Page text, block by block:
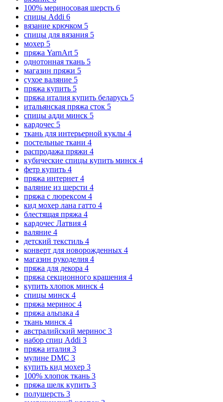
100% мериносовая шерсть 6
спицы Addi 6
вязание крючком 5
спицы для вязания 5
мохер 5
пряжа YarnArt 5
однотонная ткань 5
магазин пряжи 5
сухое валяние 5
пряжа купить 5
пряжа италия купить беларусь 5
итальянская пряжа сток 5
спицы адди минск 5
кардочес 5
ткань для интерьерной куклы 4
постельные ткани 4
распродажа пряжи 4
кубические спицы купить минск 4
фетр купить 4
пряжа интернет 4
валяние из шерсти 4
пряжа с люрексом 4
кид мохер лана гатто 4
блестящая пряжа 4
кардочес Латвия 4
валяние 4
детский текстиль 4
конверт для новорожденных 4
магазин рукоделия 4
пряжа для декора 4
пряжа секционного крашения 4
купить хлопок минск 4
спицы минск 4
пряжа меринос 4
пряжа альпака 4
ткань минск 4
австралийский меринос 3
набор спиц Addi 3
пряжа италия 3
мулине DMC 3
купить кид мохер 3
100% хлопок ткань 3
пряжа шелк купить 3
полушерсть 3